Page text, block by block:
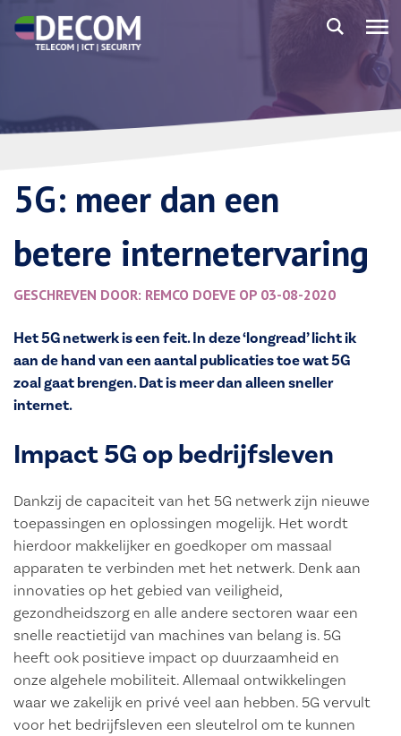
5G: meer dan een
betere internetervaring
GESCHREVEN DOOR: REMCO DOEVE OP 03-08-2020
Het 5G netwerk is een feit. In deze ‘longread’ licht ik
aan de hand van een aantal publicaties toe wat 5G
zoal gaat brengen. Dat is meer dan alleen sneller
internet.
Impact 5G op bedrijfsleven
Dankzij de capaciteit van het 5G netwerk zijn nieuwe
toepassingen en oplossingen mogelijk. Het wordt
hierdoor makkelijker en goedkoper om massaal
apparaten te verbinden met het netwerk. Denk aan
innovaties op het gebied van veiligheid,
gezondheidszorg en alle andere sectoren waar een
snelle reactietijd van machines van belang is. 5G
heeft ook positieve impact op duurzaamheid en
onze algehele mobiliteit. Allemaal ontwikkelingen
waar we zakelijk en privé veel aan hebben. 5G vervult
voor het bedrijfsleven een sleutelrol om te kunnen